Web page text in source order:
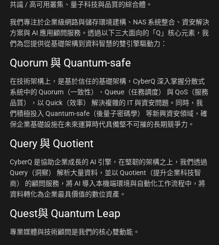
共識 / 高可用叢集、量子科技與品質的綜合體。
我們專注於企業級網路與儲存環境建構、NAS 系統整合、資安解決
方案與 AI 應用顧問服務。透過以下三大面向的「Q」核心元素，我
們為您提供從基礎架構到資料智慧的雙引擎驅動力：
Quorum 與 Quantum-safe
在技術架構上，是基於信任的基礎架構，CyberQ 深入掌握分散式
系統中的 Quorum（一致性）、Queue（任務調度） 與 QoS（服務
品質），以 Quick（效率） 解決複雜的 IT 與資安問題。同時，我
們積極投入 Quantum-safe（後量子密碼學） 等新興資安領域，確
保企業基礎設施在未來運算時代具備堅不可摧的長期競爭力。
Query 與 Quotient
CyberQ 是協助企業成長的 AI 引擎，在堅韌的架構之上，我們透過
Query（洞察） 解析大量資料，並以 Quotient（提升企業科技智
商） 的顧問服務，將 AI 導入本機端環境與自動化工作流程中，將
資料轉化為企業最具價值的數位資產。
Quest與 Quantum Leap
專業媒體與技術顧問是我們的核心雙動能。